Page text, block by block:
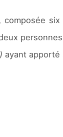
composée
ayant